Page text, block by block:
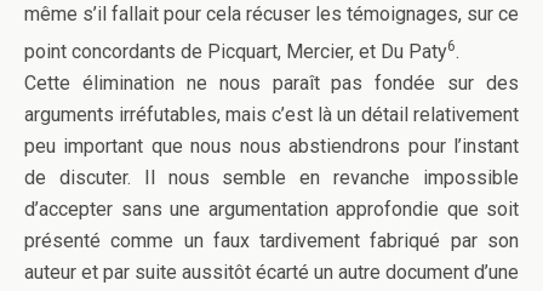
même s’il fallait pour cela récuser les témoignages, sur ce
point concordants de Picquart, Mercier, et Du Paty6.
Cette élimination ne nous paraît pas fondée sur des
arguments irréfutables, mais c’est là un détail relativement
peu important que nous nous abstiendrons pour l’instant
de discuter. Il nous semble en revanche impossible
d’accepter sans une argumentation approfondie que soit
présenté comme un faux tardivement fabriqué par son
auteur et par suite aussitôt écarté un autre document d’une